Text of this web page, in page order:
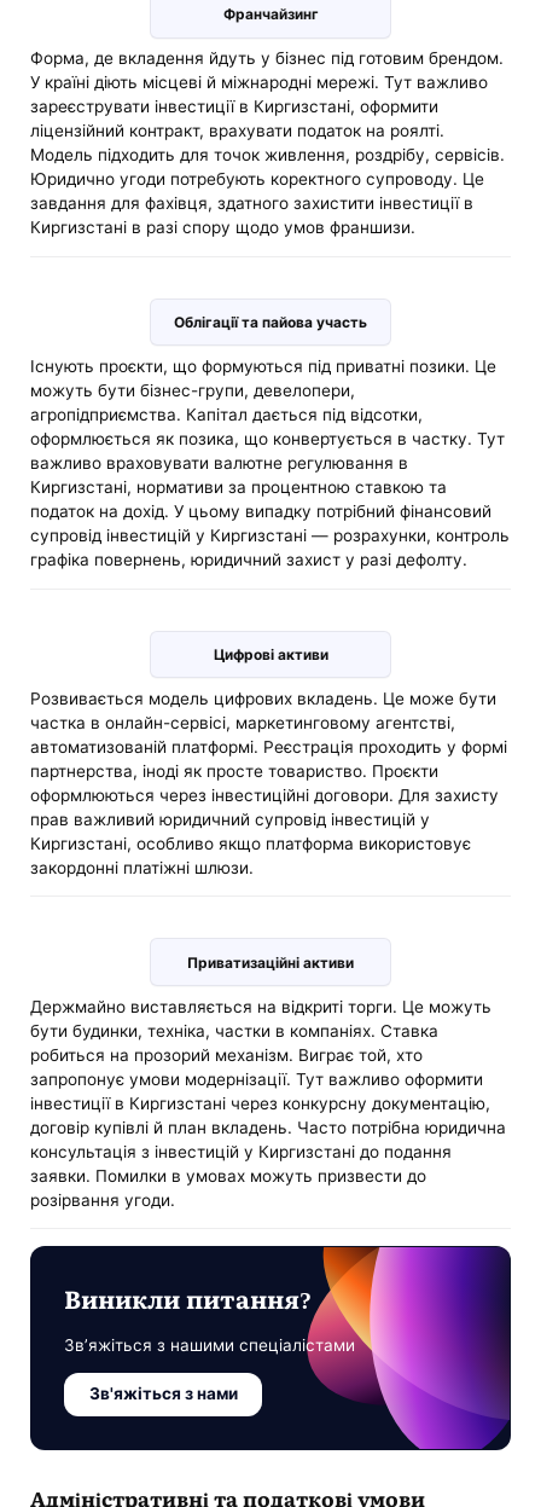
Франчайзинг
Форма, де вкладення йдуть у бізнес під готовим брендом.
У країні діють місцеві й міжнародні мережі. Тут важливо
зареєструвати інвестиції в Киргизстані, оформити
ліцензійний контракт, врахувати податок на роялті.
Модель підходить для точок живлення, роздрібу, сервісів.
Юридично угоди потребують коректного супроводу. Це
завдання для фахівця, здатного захистити інвестиції в
Киргизстані в разі спору щодо умов франшизи.
Облігації та пайова участь
Існують проєкти, що формуються під приватні позики. Це
можуть бути бізнес-групи, девелопери,
агропідприємства. Капітал дається під відсотки,
оформлюється як позика, що конвертується в частку. Тут
важливо враховувати валютне регулювання в
Киргизстані, нормативи за процентною ставкою та
податок на дохід. У цьому випадку потрібний фінансовий
супровід інвестицій у Киргизстані — розрахунки, контроль
графіка повернень, юридичний захист у разі дефолту.
Цифрові активи
Розвивається модель цифрових вкладень. Це може бути
частка в онлайн-сервісі, маркетинговому агентстві,
автоматизованій платформі. Реєстрація проходить у формі
партнерства, іноді як просте товариство. Проєкти
оформлюються через інвестиційні договори. Для захисту
прав важливий юридичний супровід інвестицій у
Киргизстані, особливо якщо платформа використовує
закордонні платіжні шлюзи.
Приватизаційні активи
Держмайно виставляється на відкриті торги. Це можуть
бути будинки, техніка, частки в компаніях. Ставка
робиться на прозорий механізм. Виграє той, хто
запропонує умови модернізації. Тут важливо оформити
інвестиції в Киргизстані через конкурсну документацію,
договір купівлі й план вкладень. Часто потрібна юридична
консультація з інвестицій у Киргизстані до подання
заявки. Помилки в умовах можуть призвести до
розірвання угоди.
Виникли питання?
Зв’яжіться з нашими спеціалістами
Зв'яжіться з нами
Адміністративні та податкові умови